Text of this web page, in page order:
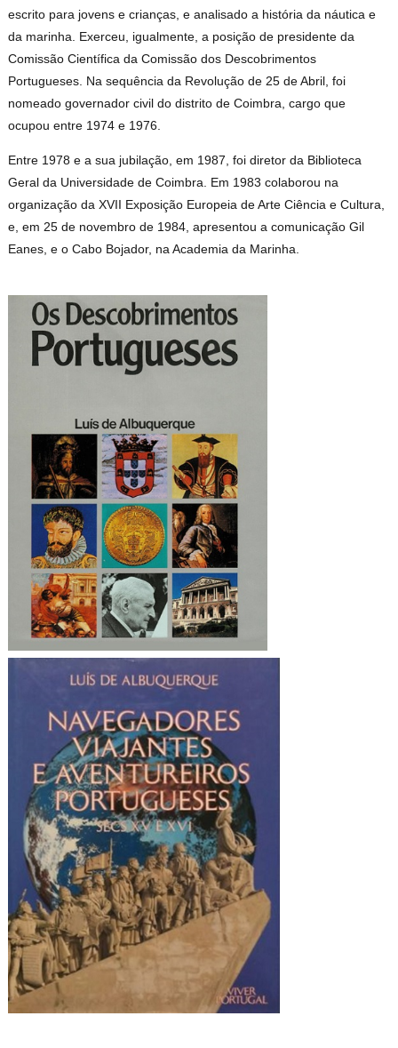
escrito para jovens e crianças, e analisado a história da náutica e
da marinha. Exerceu, igualmente, a posição de presidente da
Comissão Científica da Comissão dos Descobrimentos
Portugueses. Na sequência da Revolução de 25 de Abril, foi
nomeado governador civil do distrito de Coimbra, cargo que
ocupou entre 1974 e 1976.
Entre 1978 e a sua jubilação, em 1987, foi diretor da Biblioteca
Geral da Universidade de Coimbra. Em 1983 colaborou na
organização da XVII Exposição Europeia de Arte Ciência e Cultura,
e, em 25 de novembro de 1984, apresentou a comunicação Gil
Eanes, e o Cabo Bojador, na Academia da Marinha.